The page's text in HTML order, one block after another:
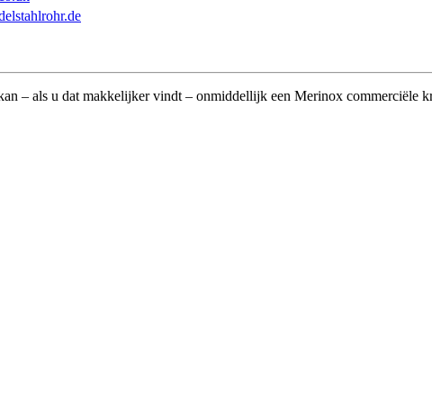
– als u dat makkelijker vindt – onmiddellijk een Merinox commerciële